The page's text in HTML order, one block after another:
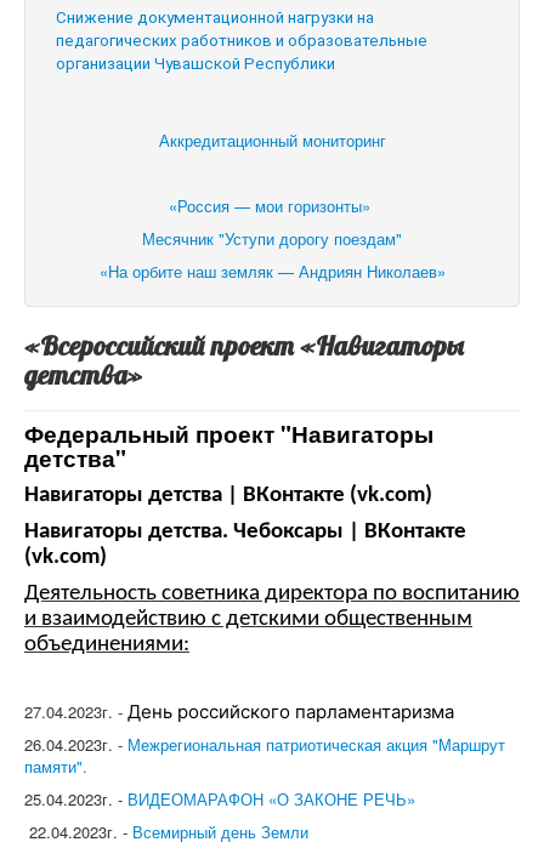
Снижение документационной нагрузки на
педагогических работников и образовательные
организации Чувашской Республики
Аккредитационный мониторинг
«Россия — мои горизонты»
Месячник "Уступи дорогу поездам"
«На орбите наш земляк — Андриян Николаев»
«Всероссийский проект «Навигаторы
детства»
Федеральный проект "Навигаторы
детства"
Навигаторы детства | ВКонтакте (vk.com)
Навигаторы детства. Чебоксары | ВКонтакте
(vk.com)
Деятельность советника директора по воспитанию
и взаимодействию с детскими общественным
объединениями:
27.04.2023г. - День российского парламентаризма
26.04.2023г. - Межрегиональная патриотическая акция "Маршрут
памяти".
25.04.2023г. - ВИДЕОМАРАФОН «О ЗАКОНЕ РЕЧЬ»
22.04.2023г. - Всемирный день Земли